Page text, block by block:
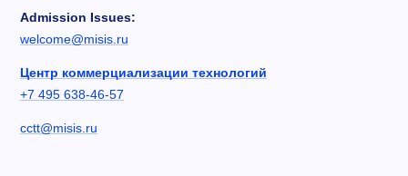
Admission Issues:
welcome@misis.ru
Центр коммерциализации технологий
+7 495 638-46-57
cctt@misis.ru